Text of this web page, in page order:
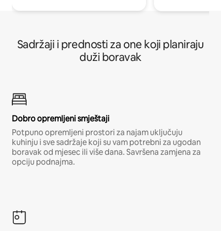
Sadržaji i prednosti za one koji planiraju
duži boravak
Dobro opremljeni smještaji
Potpuno opremljeni prostori za najam uključuju
kuhinju i sve sadržaje koji su vam potrebni za ugodan
boravak od mjesec ili više dana. Savršena zamjena za
opciju podnajma.